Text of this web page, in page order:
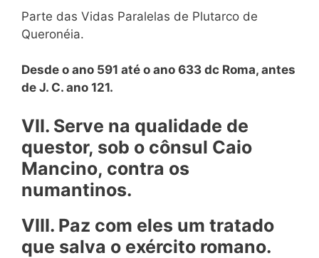
Parte das Vidas Paralelas de Plutarco de
Queronéia.
Desde o ano 591 até o ano 633 dc Roma, antes
de J. C. ano 121.
VII. Serve na qualidade de
questor, sob o cônsul Caio
Mancino, contra os
numantinos.
VIII. Paz com eles um tratado
que salva o exército romano.